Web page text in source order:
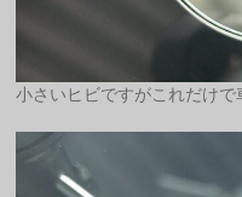
小さいヒビですがこれだけで